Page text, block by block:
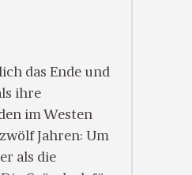
das Ende und
ihre
im Westen
Jahren: Um
als die